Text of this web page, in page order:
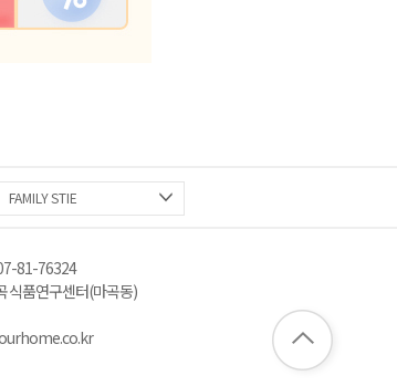
FAMILY STIE
81-76324
식품연구센터(마곡동)